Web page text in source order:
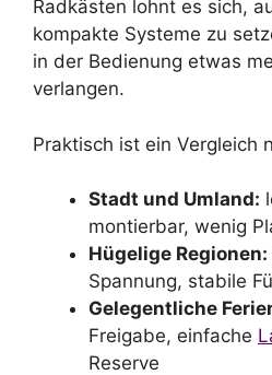
Radkästen lohnt es sich,
kompakte Systeme zu
in der Bedienung etwas
verlangen.
Praktisch ist ein Vergleich
Stadt und Umland:
montierbar, wenig
Hügelige Regionen:
Spannung, stabile
Gelegentliche
Freigabe, einfache
Reserve